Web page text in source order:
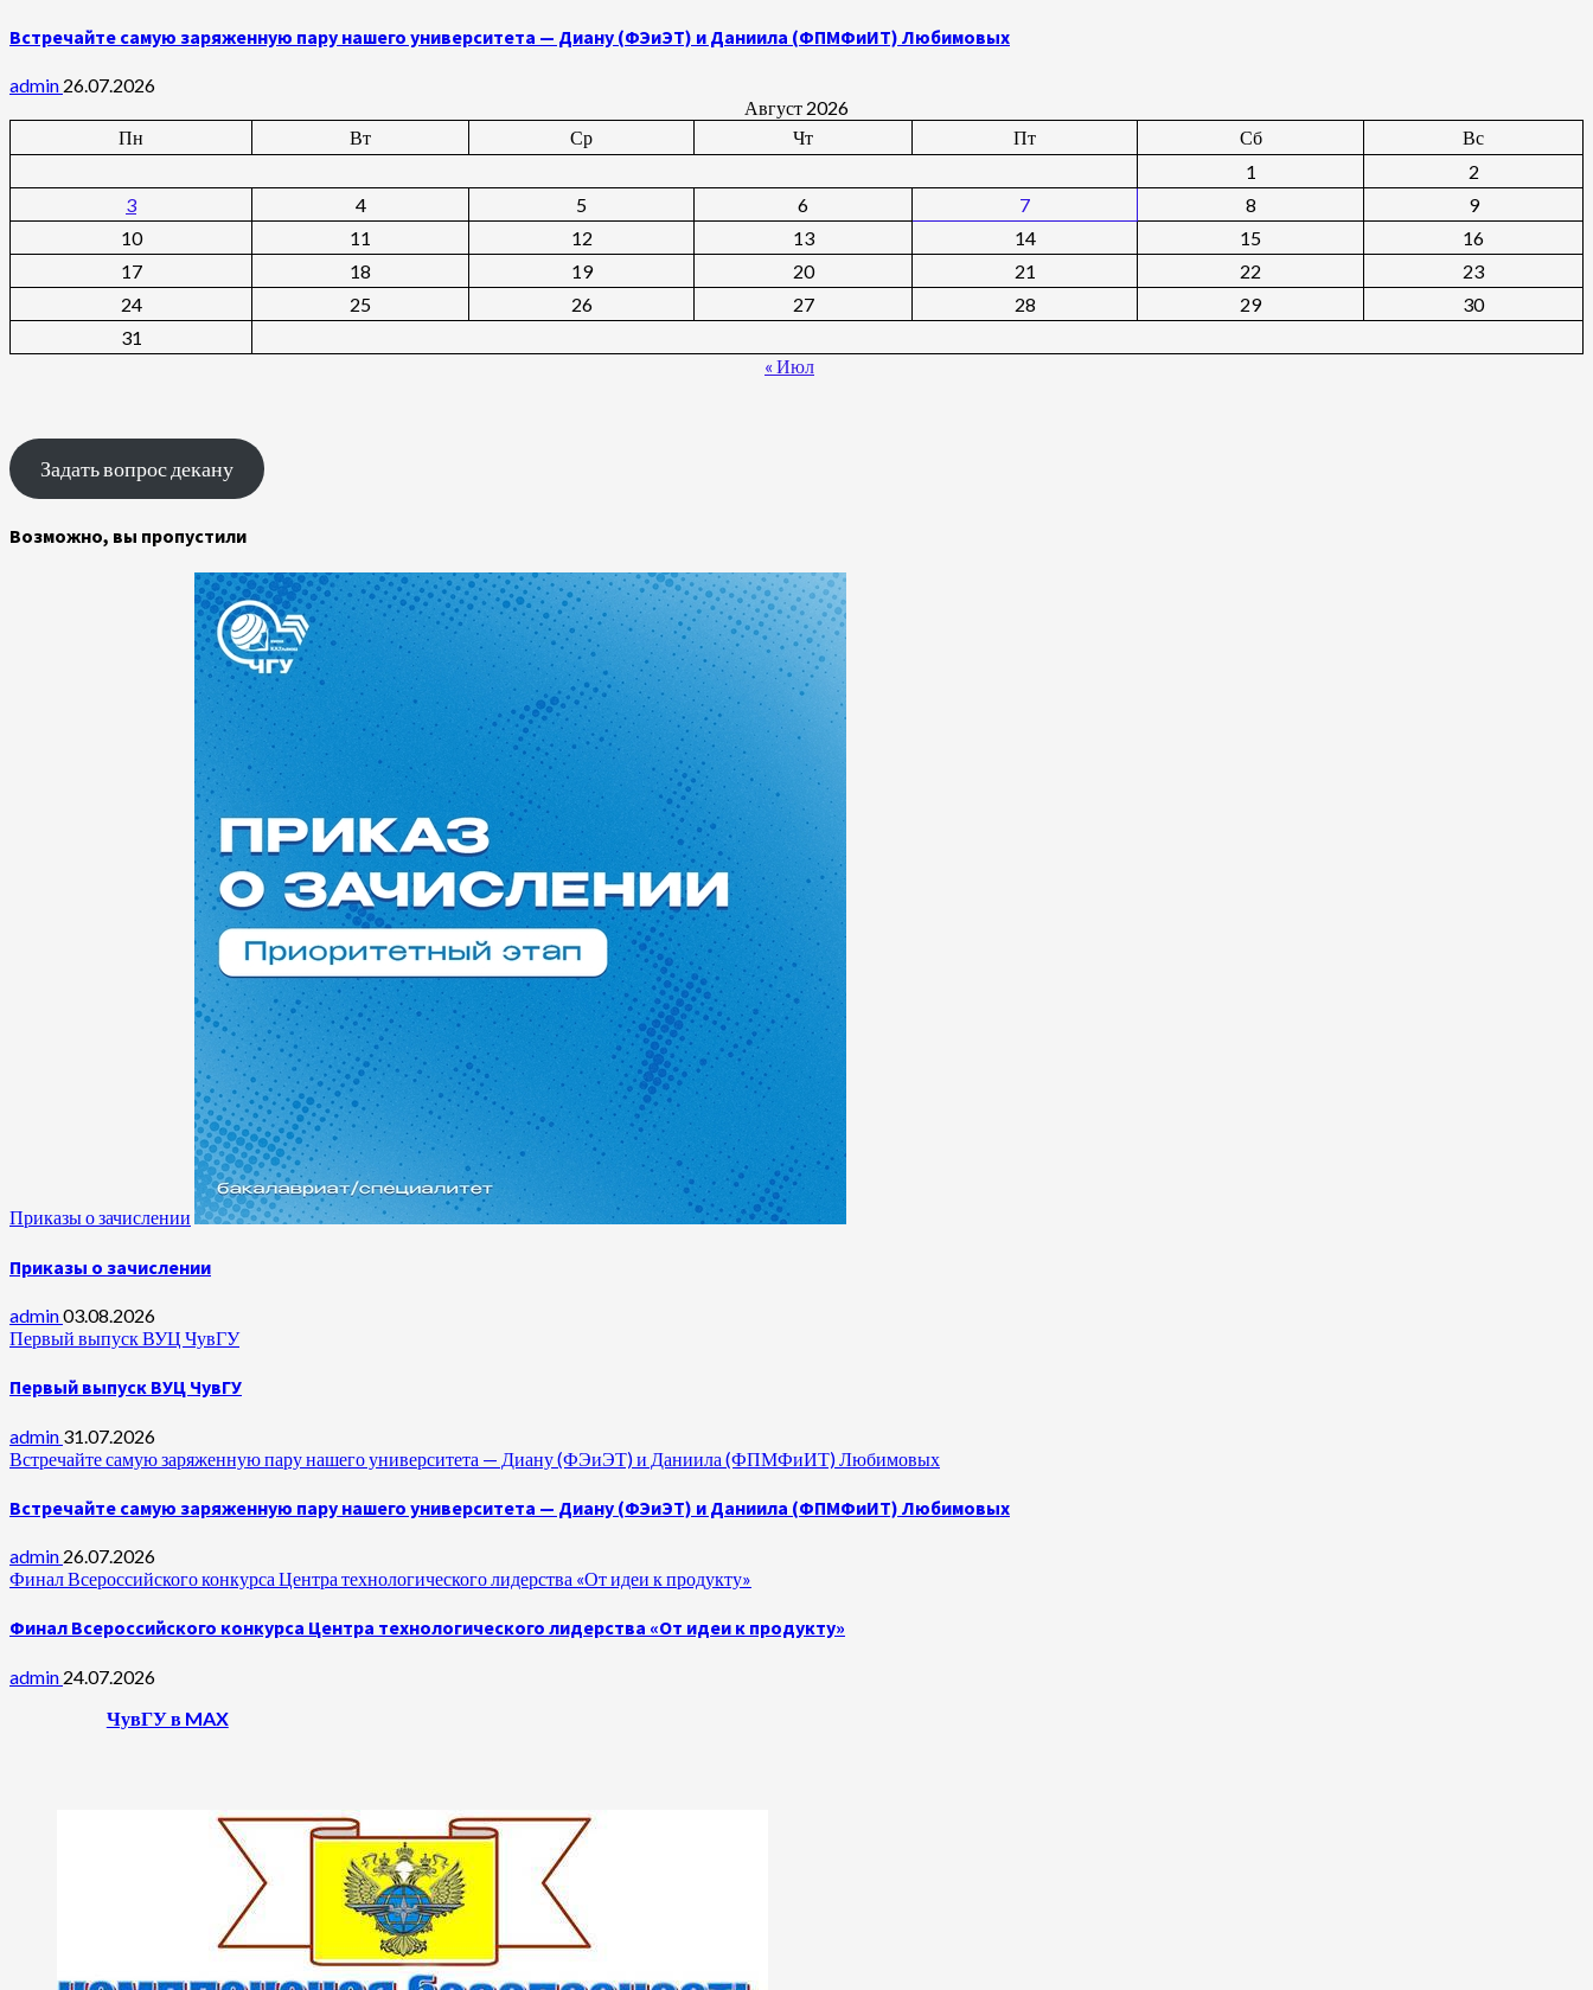
Встречайте самую заряженную пару нашего университета — Диану (ФЭиЭТ) и Даниила (ФПМФиИТ) Любимовых
admin 26.07.2026
Август 2026
Пн
Вт Ср Чт Пт Сб
Вс
1
2
3
4 5 6 7 8
9
10
11 12 13 14 15
16
17
18 19 20 21 22
23
24
25 26 27 28 29
30
31
« Июл
Задать вопрос декану
Возможно, вы пропустили
Приказы о зачислении
Приказы о зачислении
admin03.08.2026
Первый выпуск ВУЦ ЧувГУ
Первый выпуск ВУЦ ЧувГУ
admin 31.07.2026
Встречайте самую заряженную пару нашего университета — Диану (ФЭиЭТ) и Даниила (ФПМФиИТ) Любимовых
Встречайте самую заряженную пару нашего университета — Диану (ФЭиЭТ) и Даниила (ФПМФиИТ) Любимовых
admin 26.07.2026
Финал Всероссийского конкурса Центра технологического лидерства «От идеи к продукту»
Финал Всероссийского конкурса Центра технологического лидерства «От идеи к продукту»
admin 24.07.2026
ЧувГУ в MAX